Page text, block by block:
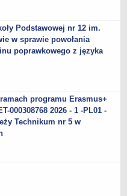
Podstawowej nr 12 im.
w sprawie powołania
poprawkowego z języka
programu Erasmus+
000308768 2026 - 1 -PL01 -
Technikum nr 5 w